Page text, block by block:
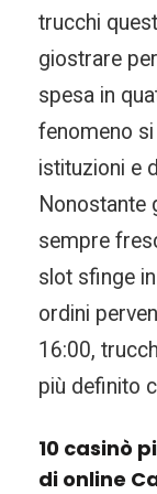
trucchi
giostrare
spesa in
fenomeno
istituzioni e
Nonostante
sempre
slot sfinge
ordini
16:00,
più definito
10 casinò
di online